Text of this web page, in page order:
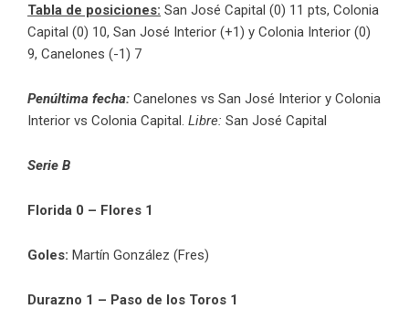
Tabla de posiciones: San José Capital (0) 11 pts, Colonia
Capital (0) 10, San José Interior (+1) y Colonia Interior (0)
9, Canelones (-1) 7
Penúltima fecha: Canelones vs San José Interior y Colonia
Interior vs Colonia Capital. Libre: San José Capital
Serie B
Florida 0 – Flores 1
Goles: Martín González (Fres)
Durazno 1 – Paso de los Toros 1